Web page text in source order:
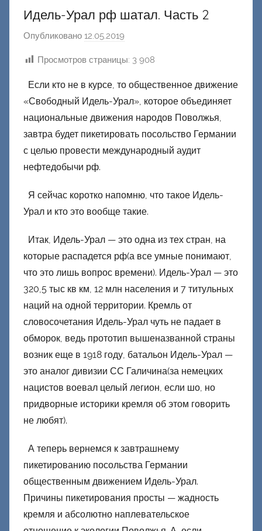
Идель-Урал рф шатал. Часть 2
Опубликовано 12.05.2019
т
о
р
а
к
и
й
Просмотров страницы: 3 908
Если кто не в курсе, то общественное движение
«Свободный Идель-Урал», которое объединяет
национальные движения народов Поволжья,
завтра будет пикетировать посольство Германии
с целью провести международный аудит
нефтедобычи рф.
Я сейчас коротко напомню, что такое Идель-
Урал и кто это вообще такие.
Итак, Идель-Урал — это одна из тех стран, на
которые распадется рф(а все умные понимают,
что это лишь вопрос времени). Идель-Урал — это
320,5 тыс кв км, 12 млн населения и 7 титульных
наций на одной территории. Кремль от
словосочетания Идель-Урал чуть не падает в
обморок, ведь прототип вышеназванной страны
возник еще в 1918 году, батальон Идель-Урал —
это аналог дивизии СС Галичина(за немецких
нацистов воевал целый легион, если шо, но
придворные историки кремля об этом говорить
не любят).
А теперь вернемся к завтрашнему
пикетированию посольства Германии
общественным движением Идель-Урал.
Причины пикетирования просты — жадность
кремля и абсолютно наплевательское